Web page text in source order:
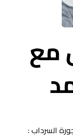
مع
السرداب :